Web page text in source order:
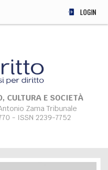
LOGIN
CULTURA E SOCIETÀ
Zama Tribunale
- ISSN 2239-7752